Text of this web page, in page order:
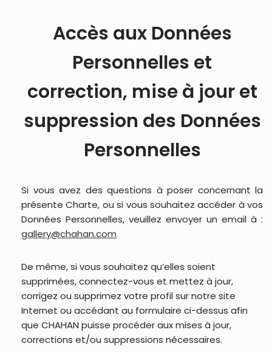
Accès aux Données
Personnelles et
correction, mise à jour et
suppression des Données
Personnelles
Si vous avez des questions à poser concernant la
présente Charte, ou si vous souhaitez accéder à vos
Données Personnelles, veuillez envoyer un email à :
gallery@chahan.com
De même, si vous souhaitez qu’elles soient
supprimées, connectez-vous et mettez à jour,
corrigez ou supprimez votre profil sur notre site
Internet ou accédant au formulaire ci-dessus afin
que CHAHAN puisse procéder aux mises à jour,
corrections et/ou suppressions nécessaires.